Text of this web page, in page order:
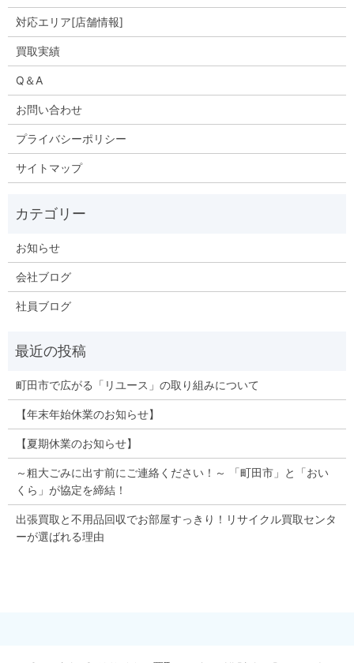
対応エリア[店舗情報]
買取実績
Q＆A
お問い合わせ
プライバシーポリシー
サイトマップ
お知らせ
会社ブログ
社員ブログ
町田市で広がる「リユース」の取り組みについて
【年末年始休業のお知らせ】
【夏期休業のお知らせ】
～粗大ごみに出す前にご連絡ください！～ 「町田市」と「おい
くら」が協定を締結！
出張買取と不用品回収でお部屋すっきり！リサイクル買取センタ
ーが選ばれる理由